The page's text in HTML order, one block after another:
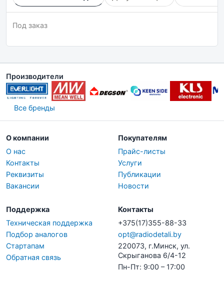
Под заказ
Производители
Все бренды
О компании
О нас
Контакты
Реквизиты
Вакансии
Покупателям
Прайс-листы
Услуги
Публикации
Новости
Поддержка
Техническая поддержка
Подбор аналогов
Стартапам
Обратная связь
Контакты
+375(17)355-88-33
opt@radiodetali.by
220073, г.Минск, ул.
Скрыганова 6/4-12
Пн-Пт: 9:00 – 17:00